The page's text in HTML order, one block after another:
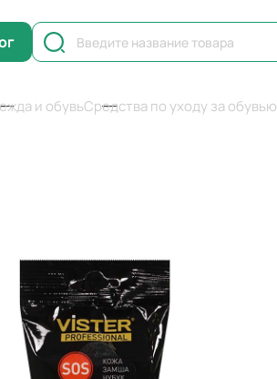
и обувьСредства по уходу за обувью